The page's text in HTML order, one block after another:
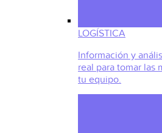
LOGÍSTICA
Información y
real para tomar las
tu equipo.